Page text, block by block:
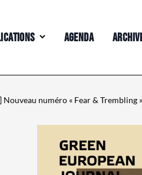
AGENDA
numéro « Fear & Trembling »